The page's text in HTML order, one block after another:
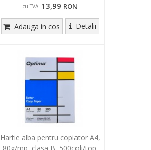
cu TVA: 13,99 RON
Adauga in cos Detalii
Hartie alba pentru copiator A4,